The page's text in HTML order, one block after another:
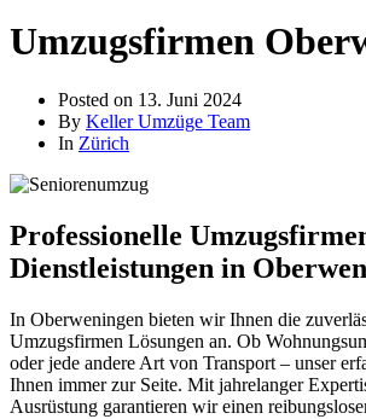
Umzugsfirmen
Posted on 13. Juni 2024
By Keller Umzüge Team
In Zürich
Professionelle
Dienstleistungen in
In Oberweningen bieten wir Ihnen die
Umzugsfirmen Lösungen an. Ob
oder jede andere Art von Transport – unser
Ihnen immer zur Seite. Mit jahrelanger
Ausrüstung garantieren wir einen